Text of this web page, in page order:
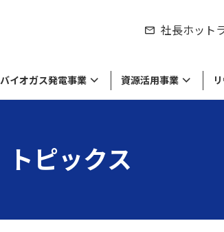
労働環境の取り組み
食品廃棄物の処理・リサイクル
収集運搬
バイオガス発電事業 資源活用事業
私たちの役割
社長ホット
トピックス